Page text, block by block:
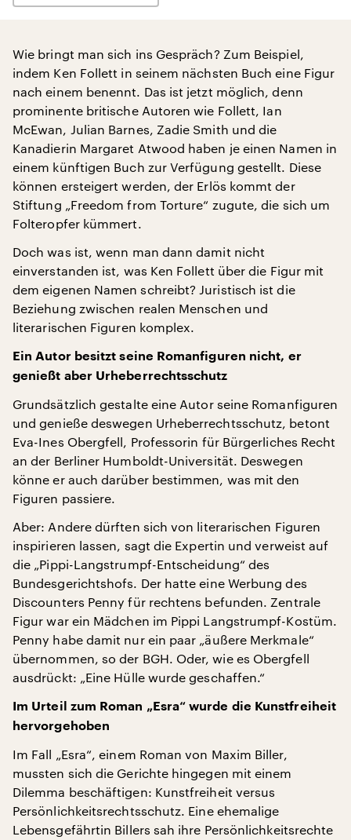
Wie bringt man sich ins Gespräch? Zum Beispiel,
indem Ken Follett in seinem nächsten Buch eine Figur
nach einem benennt. Das ist jetzt möglich, denn
prominente britische Autoren wie Follett, Ian
McEwan, Julian Barnes, Zadie Smith und die
Kanadierin Margaret Atwood haben je einen Namen in
einem künftigen Buch zur Verfügung gestellt. Diese
können ersteigert werden, der Erlös kommt der
Stiftung „Freedom from Torture“ zugute, die sich um
Folteropfer kümmert.
Doch was ist, wenn man dann damit nicht
einverstanden ist, was Ken Follett über die Figur mit
dem eigenen Namen schreibt? Juristisch ist die
Beziehung zwischen realen Menschen und
literarischen Figuren komplex.
Ein Autor besitzt seine Romanfiguren nicht, er
genießt aber Urheberrechtsschutz
Grundsätzlich gestalte eine Autor seine Romanfiguren
und genieße deswegen Urheberrechtsschutz, betont
Eva-Ines Obergfell, Professorin für Bürgerliches Recht
an der Berliner Humboldt-Universität. Deswegen
könne er auch darüber bestimmen, was mit den
Figuren passiere.
Aber: Andere dürften sich von literarischen Figuren
inspirieren lassen, sagt die Expertin und verweist auf
die „Pippi-Langstrumpf-Entscheidung“ des
Bundesgerichtshofs. Der hatte eine Werbung des
Discounters Penny für rechtens befunden. Zentrale
Figur war ein Mädchen im Pippi Langstrumpf-Kostüm.
Penny habe damit nur ein paar „äußere Merkmale“
übernommen, so der BGH. Oder, wie es Obergfell
ausdrückt: „Eine Hülle wurde geschaffen.“
Im Urteil zum Roman „Esra“ wurde die Kunstfreiheit
hervorgehoben
Im Fall „Esra“, einem Roman von Maxim Biller,
mussten sich die Gerichte hingegen mit einem
Dilemma beschäftigen: Kunstfreiheit versus
Persönlichkeitsrechtsschutz. Eine ehemalige
Lebensgefährtin Billers sah ihre Persönlichkeitsrechte